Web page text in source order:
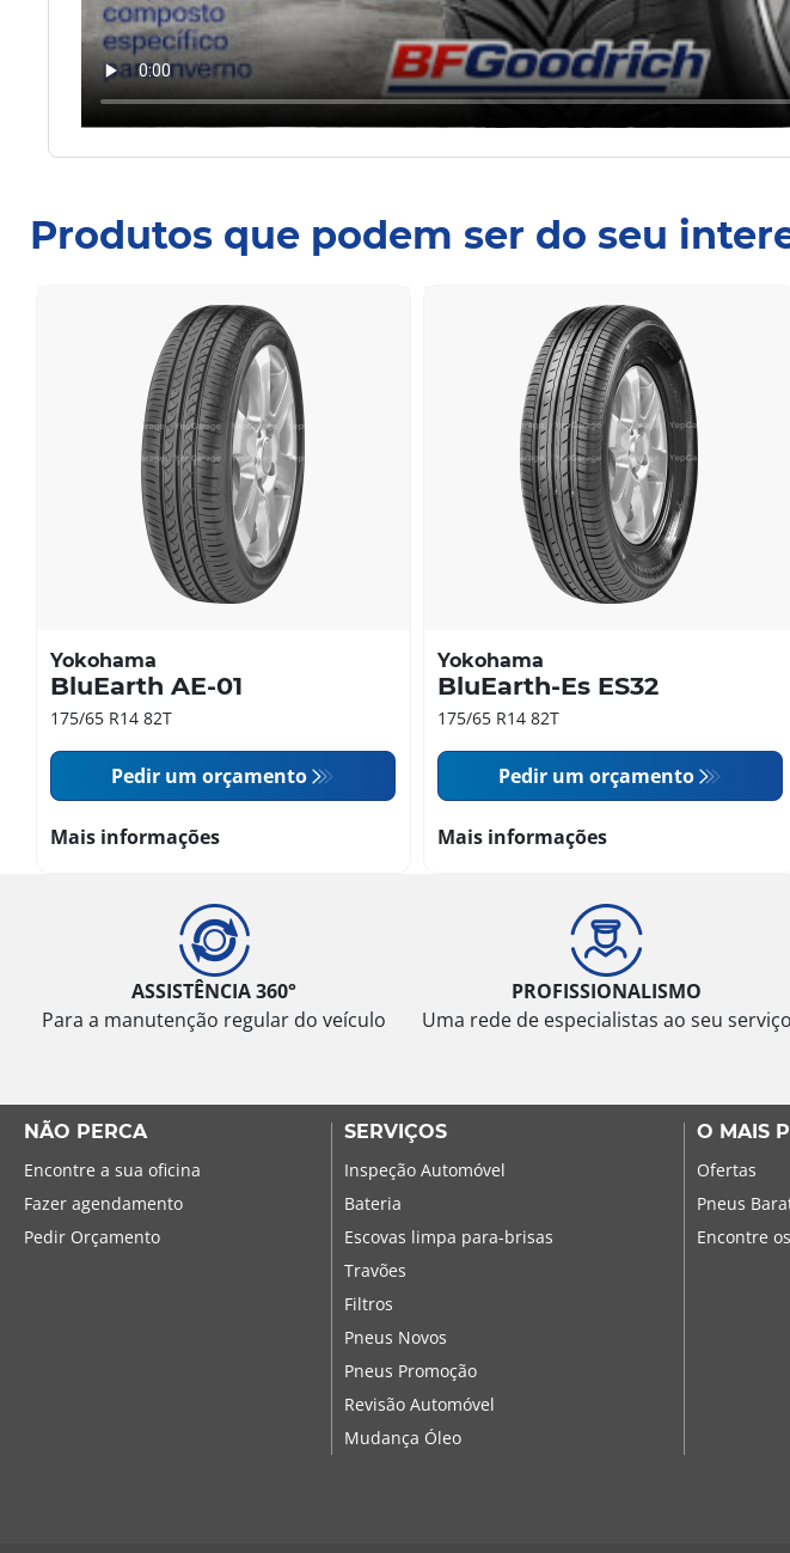
Produtos que podem ser do seu
Yokohama
BluEarth AE-01
175/65 R14 82T
Pedir um orçamento
Mais informações
Yokohama
BluEarth-Es ES32
175/65 R14 82T
Pedir um orçamento
Mais informações
ASSISTÊNCIA 360°
Para a manutenção regular do veículo
PROFISSIONALISMO
Uma rede de especialistas ao seu serviço
NÃO PERCA
Encontre a sua oficina
Fazer agendamento
Pedir Orçamento
SERVIÇOS
Inspeção Automóvel
Bateria
Escovas limpa para-brisas
Travões
Filtros
Pneus Novos
Pneus Promoção
Revisão Automóvel
Mudança Óleo
O MAIS
Ofertas
Pneus
Encontre